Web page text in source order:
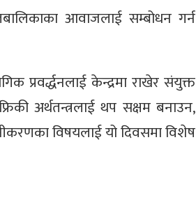
आवाजलाई सम्बोधन गर्न
प्रवर्द्धनलाई केन्द्रमा राखेर संयुक्त
अर्थतन्त्रलाई थप सक्षम बनाउन,
विषयलाई यो दिवसमा विशेष